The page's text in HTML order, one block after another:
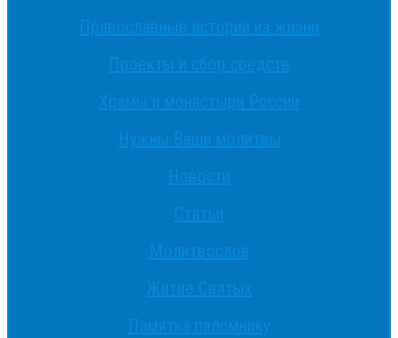
Православные истории из жизни
Проекты и сбор средств
Храмы и монастыри России
Нужны Ваши молитвы
Новости
Статьи
Молитвослов
Житие Святых
Памятка паломнику